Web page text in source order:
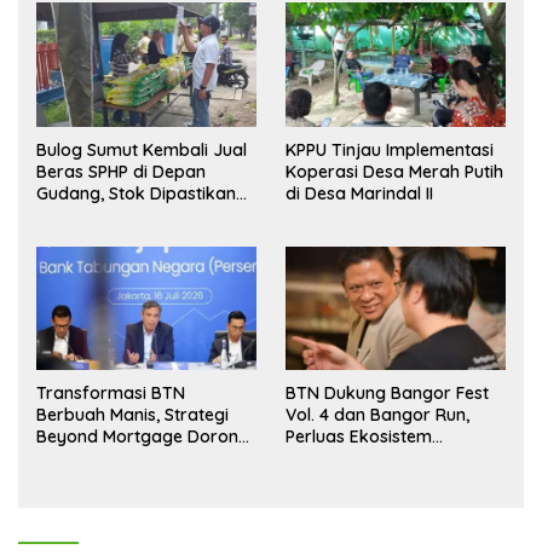
Bulog Sumut Kembali Jual
Beras SPHP di Depan
Gudang, Stok Dipastikan
KPPU Tinjau Implementasi
Koperasi Desa Merah Putih
di Desa Marindal II
Transformasi BTN
Berbuah Manis, Strategi
Beyond Mortgage Dorong
BTN Dukung Bangor Fest
Vol. 4 dan Bangor Run,
Perluas Ekosistem